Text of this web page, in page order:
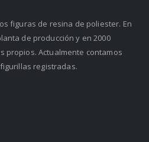
figuras de resina de poliester. En
de producción y en 2000
propios. Actualmente contamos
registradas.